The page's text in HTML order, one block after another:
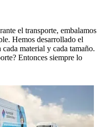
el transporte, embalamos
Hemos desarrollado el
material y cada tamaño.
Entonces siempre lo